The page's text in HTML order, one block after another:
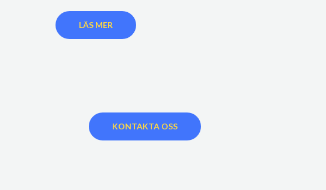
LÄS MER
KONTAKTA OSS